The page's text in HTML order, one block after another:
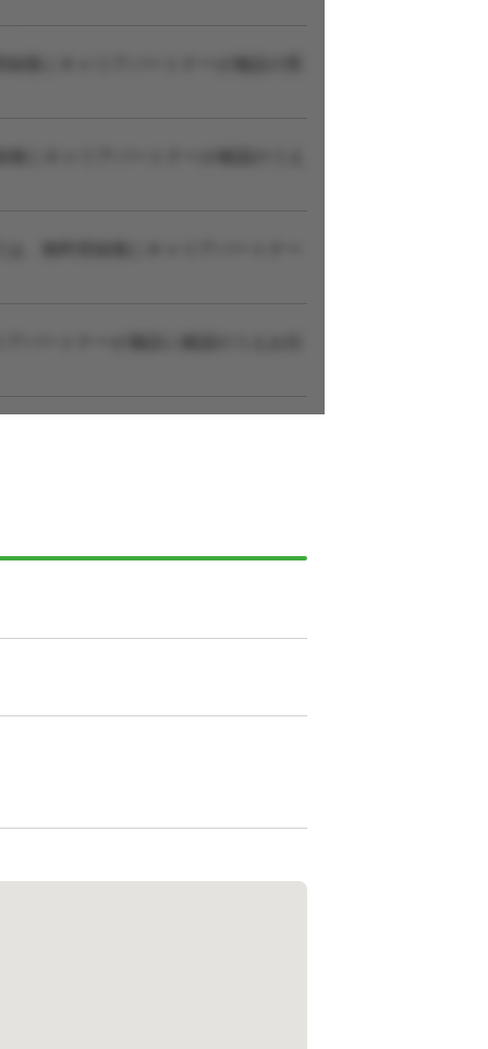
後にキャリアパートナーが施設の実
にキャリアパートナーが確認のうえ
、無料登録後にキャリアパートナー
パートナーが施設に確認のうえお伝